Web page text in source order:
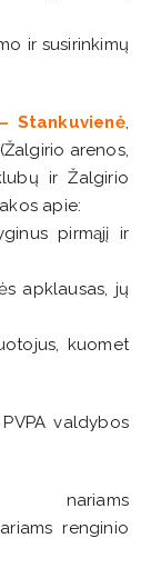
ir susirinkimų
Stankuvienė,
arenos,
ir Žalgirio
apie:
pirmąjį ir
apklausas, jų
kuomet
valdybos
renginio